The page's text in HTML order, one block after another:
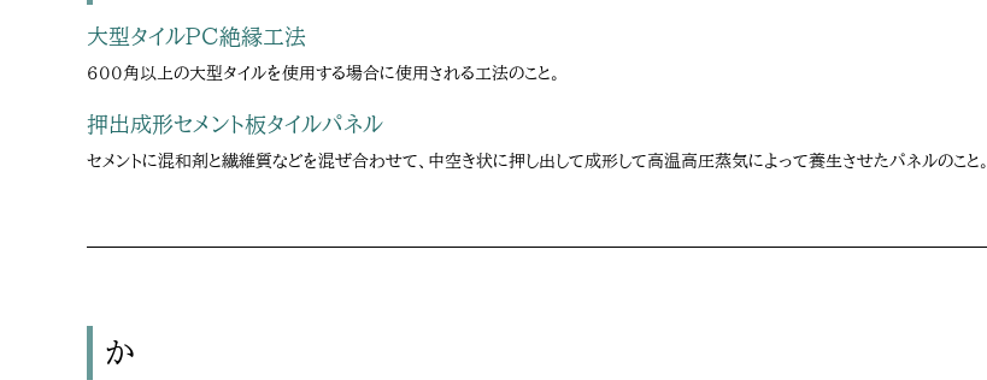
大型タイルPC絶縁工法
600角以上の大型タイルを使用する場合に使用される工法のこと。
押出成形セメント板タイルパネル
セメントに混和剤と繊維質などを混ぜ合わせて、中空き状に押し出して成形して高温高圧蒸気によって養生させたパネルのこと。
か